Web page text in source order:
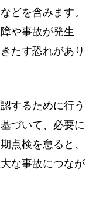
どを含みます。
や事故が発生
たす恐れがあり
するために行う
づいて、必要に
点検を怠ると、
な事故につなが